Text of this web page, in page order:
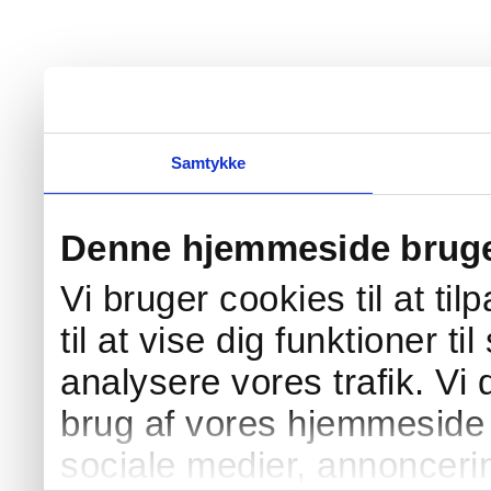
Samtykke
Denne hjemmeside
Vi bruger cookies til at
til at vise dig funktioner til
analysere vores trafik. Vi
brug af vores
sociale medier,